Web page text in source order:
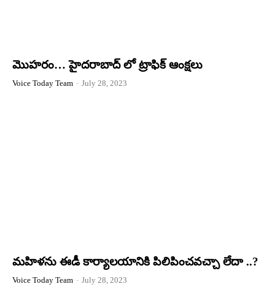
మొహరం… హైదరాబాద్ లో ట్రాఫిక్ ఆంక్షలు
Voice Today Team - July 28, 2023
మహిళను ఈడీ కార్యాలయానికి పిలిపించవచ్చా లేదా ..?
Voice Today Team - July 28, 2023